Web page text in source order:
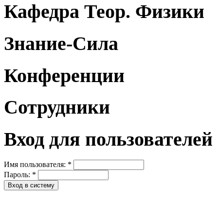
Кафедра Теор. Физики
Знание-Сила
Конференции
Сотрудники
Вход для пользователей
Имя пользователя: *
Пароль: *